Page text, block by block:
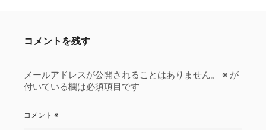
コメントを残す
メールアドレスが公開されることはありません。 ※ が
付いている欄は必須項目です
コメント ※